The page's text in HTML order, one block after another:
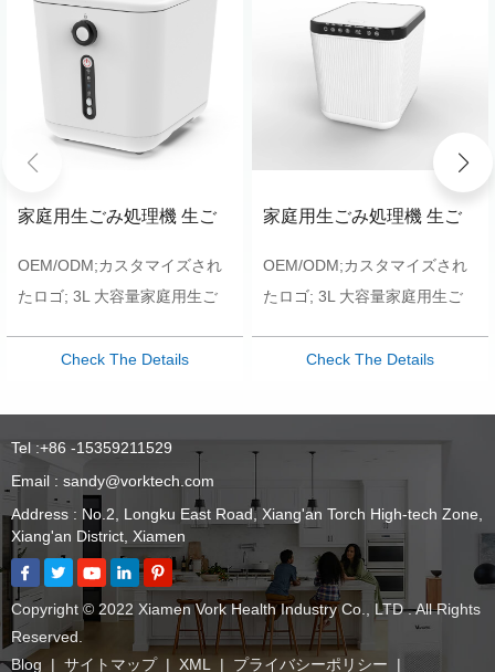
家庭用生ごみ処理機 生ご
OEM/ODM;カスタマイズされ
たロゴ; 3L 大容量家庭用生ご
Check The Details
家庭用生ごみ処理機 生ご
OEM/ODM;カスタマイズされ
たロゴ; 3L 大容量家庭用生ご
Check The Details
Tel :+86 -15359211529
Email : sandy@vorktech.com
Address : No.2, Longku East Road, Xiang'an Torch High-tech Zone,
Xiang'an District, Xiamen
Copyright © 2022 Xiamen Vork Health Industry Co., LTD . All Rights
Reserved.
Blog
| サイトマップ | XML | プライバシーポリシー |